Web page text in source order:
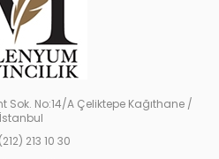
Sok. No:14/A Çeliktepe Kağıthane /
İstanbul
213 10 30